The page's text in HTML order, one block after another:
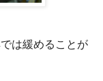
は緩めることが